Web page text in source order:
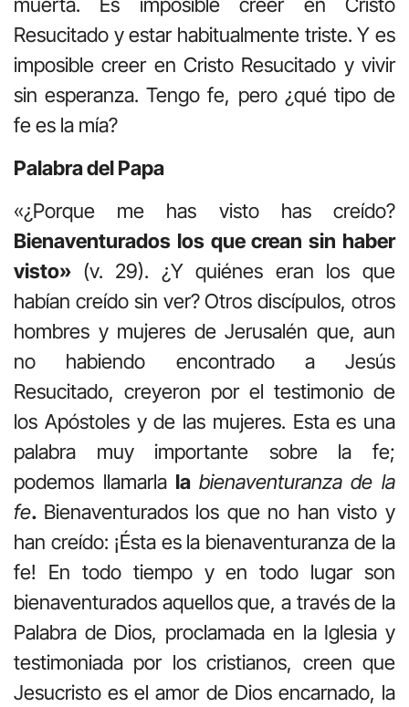
Resucitado y estar habitualmente triste. Y es
imposible creer en Cristo Resucitado y vivir
sin esperanza. Tengo fe, pero ¿qué tipo de
fe es la mía?
Palabra del Papa
«¿Porque me has visto has creído?
Bienaventurados los que crean sin haber
visto» (v. 29). ¿Y quiénes eran los que
habían creído sin ver? Otros discípulos, otros
hombres y mujeres de Jerusalén que, aun
no ha­biendo encontrado a Jesús
Resucitado, creyeron por el testimonio de
los Apóstoles y de las mujeres. Esta es una
palabra muy importante sobre la fe;
podemos llamarla la bienaventuranza de la
fe. Bienaventurados los que no han visto y
han creído: ¡Ésta es la bienaventuranza de la
fe! En todo tiempo y en todo lugar son
bienaventurados aquellos que, a través de la
Palabra de Dios, proclamada en la Iglesia y
testimoniada por los cristia­nos, creen que
Jesucristo es el amor de Dios encarnado, la